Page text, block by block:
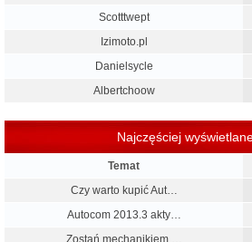
Scotttwept
Izimoto.pl
Danielsycle
Albertchoow
Najczęściej
Temat
Czy warto kupić Aut…
Autocom 2013.3 akty…
Zostań mechanikiem …